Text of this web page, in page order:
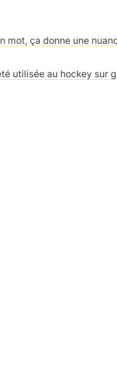
mot, ça donne une
utilisée au hockey sur